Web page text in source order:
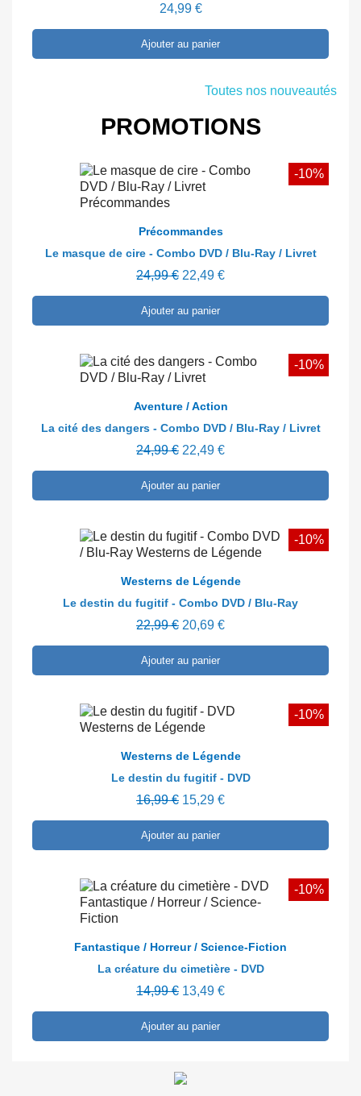
24,99 €
Ajouter au panier
Toutes nos nouveautés
PROMOTIONS
En savoir plus
-10%
Précommandes
Le masque de cire - Combo DVD / Blu-Ray / Livret
24,99 € 22,49 €
Ajouter au panier
En savoir plus
-10%
Aventure / Action
La cité des dangers - Combo DVD / Blu-Ray / Livret
24,99 € 22,49 €
Ajouter au panier
En savoir plus
-10%
Westerns de Légende
Le destin du fugitif - Combo DVD / Blu-Ray
22,99 € 20,69 €
Ajouter au panier
En savoir plus
-10%
Westerns de Légende
Le destin du fugitif - DVD
16,99 € 15,29 €
Ajouter au panier
En savoir plus
-10%
Fantastique / Horreur / Science-Fiction
La créature du cimetière - DVD
14,99 € 13,49 €
Ajouter au panier